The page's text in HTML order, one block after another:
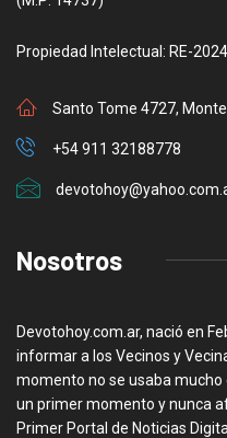
Propiedad Intelectual: RE-
Santo Tome 4727,
+54 911 32188778
Nosotros
Devotohoy.com.ar, nació en
informar a los Vecinos y
momento no se usaba
un primer momento y nunca
Primer Portal de Noticias